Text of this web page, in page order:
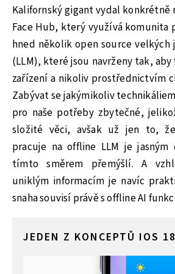
Kalifornský gigant vydal konkrétně
Face Hub, který využívá komunita
hned několik open source velkých
(LLM), které jsou navrženy tak,
zařízení a nikoliv prostřednictvím
Zabývat se jakýmikoliv
pro naše potřeby zbytečné,
složité věci, avšak už jen to,
pracuje na offline LLM je
tímto směrem přemýšlí. A
uniklým informacím je navíc
snaha souvisí právě s offline AI
JEDEN Z KONCEPTŮ IOS 18